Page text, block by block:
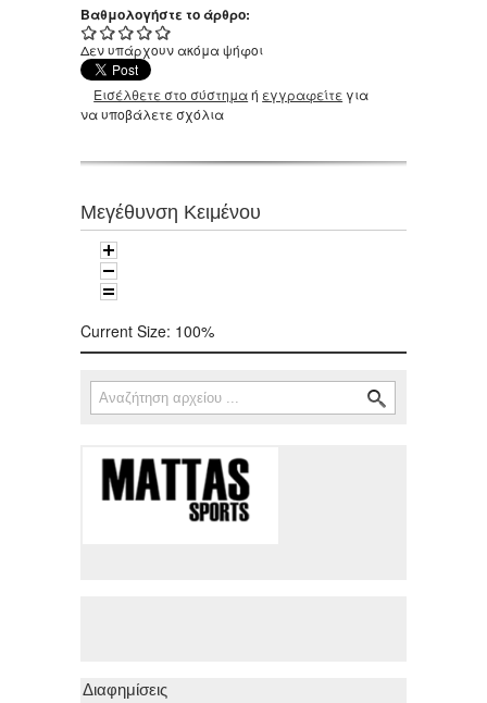
Βαθμολογήστε το άρθρο:
Δεν υπάρχουν ακόμα ψήφοι
Εισέλθετε στο σύστημαή εγγραφείτε για
να υποβάλετε σχόλια
Μεγέθυνση Κειμένου
Current Size: 100%
Φόρμα αναζήτησης
Αναζήτηση
Διαφημίσεις